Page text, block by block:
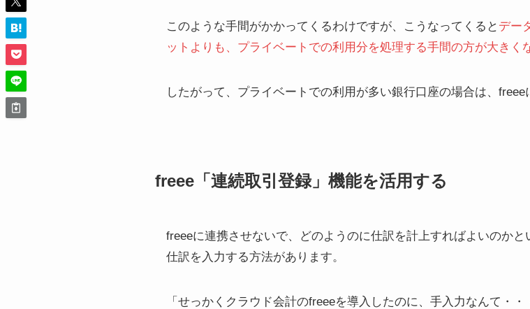
このような手間がかかってくるわけですが、こうなってくると デー
ットよりも、プライベートでの利用分を処理する手間の方が大きく
したがって、プライベートでの利用が多い銀行口座の場合は、freee
freee「連続取引登録」機能を活用する
freeeに連携させないで、どのようのに仕訳を計上すればよいのか
仕訳を入力する方法があります。
「せっかくクラウド会計のfreeeを導入したのに、手入力なんて・